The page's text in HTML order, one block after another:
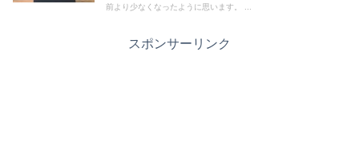
前より少なくなったように思います。 ...
スポンサーリンク